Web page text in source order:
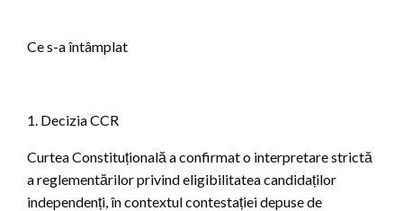
Ce s-a întâmplat
1. Decizia CCR
Curtea Constituțională a confirmat o interpretare strictă
a reglementărilor privind eligibilitatea candidaților
independenți, în contextul contestației depuse de